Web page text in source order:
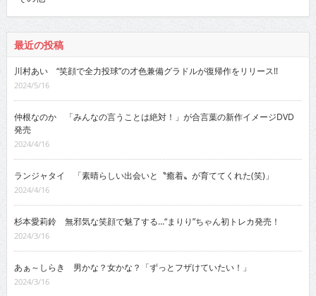
最近の投稿
川村あい “笑顔で全力投球”の才色兼備グラドルが復帰作をリリース!!
2024/5/16
仲根なのか 「みんなの言うことは絶対！」が合言葉の新作イメージDVD
発売
2024/4/16
ランジャタイ 「素晴らしい出会いと〝癒着〟が育ててくれた(笑)」
2024/4/16
杉本愛莉鈴 無邪気な笑顔で魅了する…“まりり”ちゃん初トレカ発売！
2024/3/16
あぁ～しらき 男かな？女かな？「ずっとフザけていたい！」
2024/3/16